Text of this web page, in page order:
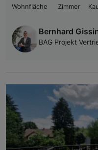
Wohnfläche
Zimmer
Bernhard
BAG Projekt